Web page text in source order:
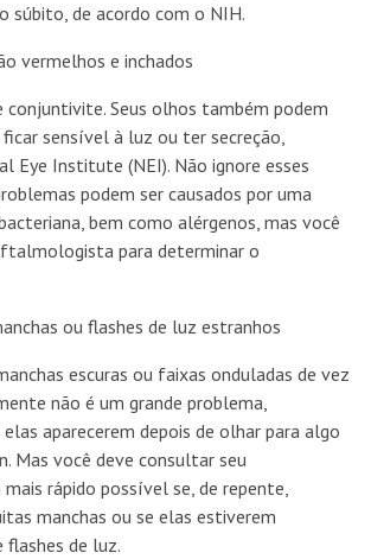
súbito, de acordo com o NIH.
vermelhos e inchados
conjuntivite. Seus olhos também podem
ficar sensível à luz ou ter secreção,
Eye Institute (NEI). Não ignore esses
podem ser causados por uma
bem como alérgenos, mas você
para determinar o
ou flashes de luz estranhos
escuras ou faixas onduladas de vez
não é um grande problema,
aparecerem depois de olhar para algo
Mas você deve consultar seu
rápido possível se, de repente,
manchas ou se elas estiverem
flashes de luz.